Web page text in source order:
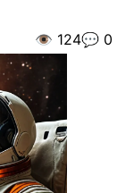
👁️ 124💬 0